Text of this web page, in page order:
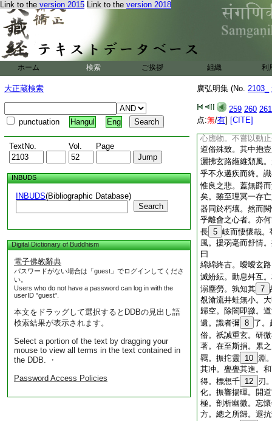
Link to the version 2015 Link to the version 2018
ホーム 検索 ご挨拶 組織 利
大正蔵検索
punctuation Hangul Eng
TextNo. Vol. Page
INBUDS
INBUDS(Bibliographic Database)
Search
Digital Dictionary of Buddhism
電子佛教辭典
パスワードがない場合は「guest」でログインしてくださ
い。
Users who do not have a password can log in with the
userID "guest".
本文をドラッグして選択するとDDBの見出し語
検索結果が表示されます。
Select a portion of the text by dragging your
mouse to view all terms in the text contained in
the DDB. ・
Password Access Policies
廣弘明集 (No. 2103_
259 260 261
点:無/有] [CITE]
賞參流。固已諧契
年爰乃慨以城傍難
性素好自然。靜外
49 洗心滌
而叩津焉。于時時
心應物。不嘗以動
道俗殊致。其中抱
灑拂玄路緪維頽風
乎不永遘疾而終。
惟良之悲。蓋無爵
矣。雖至理冥一存
器同於朽壤。然而
乎離會之心者。亦
長 5 岐而悽懷哉。
風。援弱毫而舒情
曰
綿綿終古。曖曖玄
滅紛紜。動息舛互
溺塵勞。孰知其 7
覩滄流井蛙無小。
歸空。除闇即皦。
遺。識者彌 8 了。
俗。祇誠重玄。研
著。在至斯捐。累
羈。振拕靈 10 淵
其冲。亹亹其進。
得。標想千 12 刃
化。振響揚暉。開
極。剖析幽微。忘
方。總之所歸。遐